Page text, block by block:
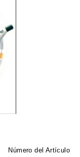
Número del Artículo